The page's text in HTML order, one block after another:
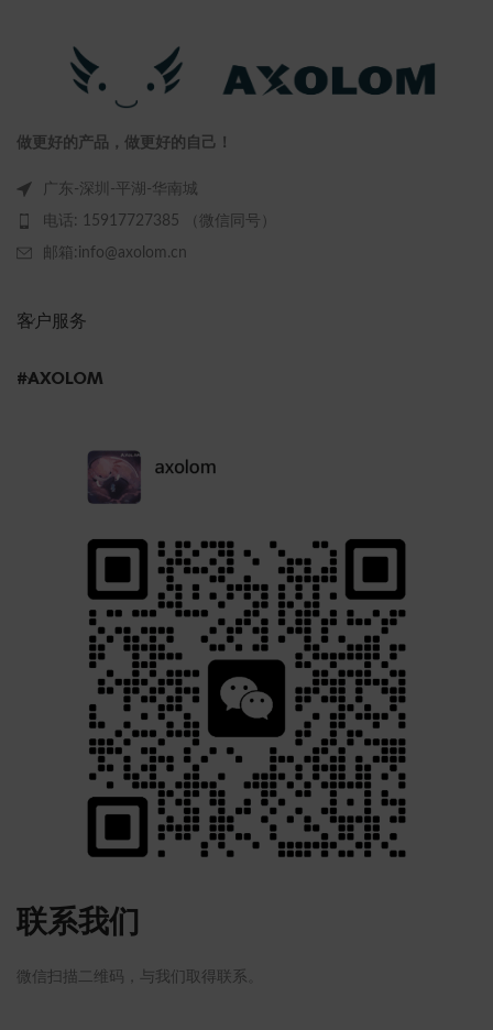
做更好的产品，做更好的自己！
广东-深圳-平湖-华南城
电话: 15917727385 （微信同号）
邮箱:info@axolom.cn
客户服务
#AXOLOM
联系我们
微信扫描二维码，与我们取得联系。